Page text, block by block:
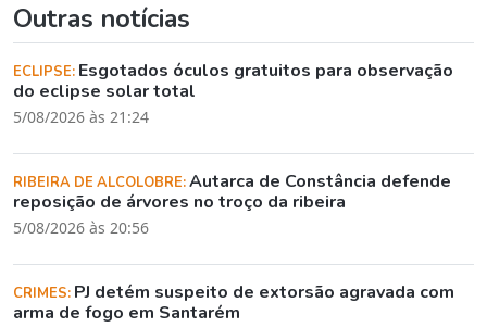
Outras notícias
ECLIPSE: Esgotados óculos gratuitos para observação
do eclipse solar total
5/08/2026 às 21:24
RIBEIRA DE ALCOLOBRE:Autarca de Constância defende
reposição de árvores no troço da ribeira
5/08/2026 às 20:56
CRIMES: PJ detém suspeito de extorsão agravada com
arma de fogo em Santarém